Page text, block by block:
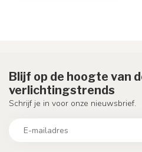
Blijf op de hoogte van
verlichtingstrends
Schrijf je in voor onze nieuwsbrief.